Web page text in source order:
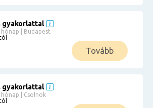
gyakorlattal
hónap | Budapest
Tovább
gyakorlattal
| Csolnok